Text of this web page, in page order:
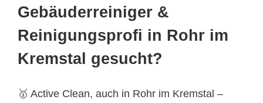
Gebäuderreiniger &
Reinigungsprofi in Rohr im
Kremstal gesucht?
🥇 Active Clean, auch in Rohr im Kremstal –